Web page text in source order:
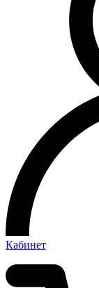
Кабинет